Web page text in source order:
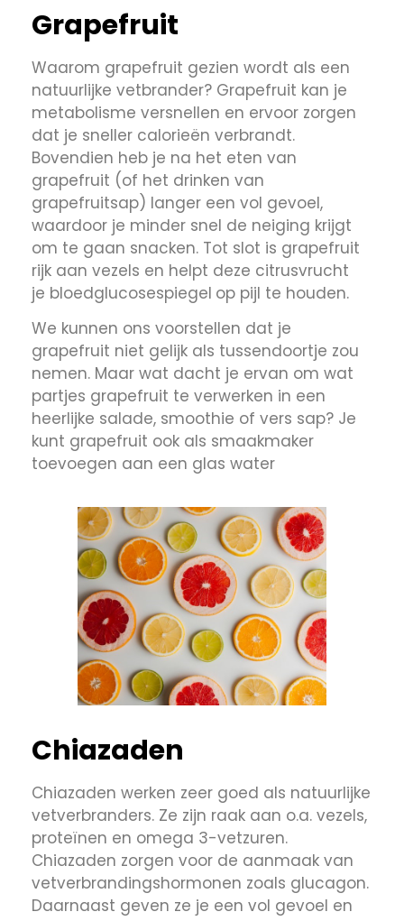
Grapefruit
Waarom grapefruit gezien wordt als een
natuurlijke vetbrander? Grapefruit kan je
metabolisme versnellen en ervoor zorgen
dat je sneller calorieën verbrandt.
Bovendien heb je na het eten van
grapefruit (of het drinken van
grapefruitsap) langer een vol gevoel,
waardoor je minder snel de neiging krijgt
om te gaan snacken. Tot slot is grapefruit
rijk aan vezels en helpt deze citrusvrucht
je bloedglucosespiegel op pijl te houden.
We kunnen ons voorstellen dat je
grapefruit niet gelijk als tussendoortje zou
nemen. Maar wat dacht je ervan om wat
partjes grapefruit te verwerken in een
heerlijke salade, smoothie of vers sap? Je
kunt grapefruit ook als smaakmaker
toevoegen aan een glas water
Chiazaden
Chiazaden werken zeer goed als natuurlijke
vetverbranders. Ze zijn raak aan o.a. vezels,
proteïnen en omega 3-vetzuren.
Chiazaden zorgen voor de aanmaak van
vetverbrandingshormonen zoals glucagon.
Daarnaast geven ze je een vol gevoel en